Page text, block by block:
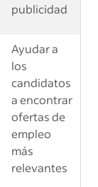
publicidad
Ayudar a
los
candidatos
a encontrar
ofertas de
empleo
más
relevantes